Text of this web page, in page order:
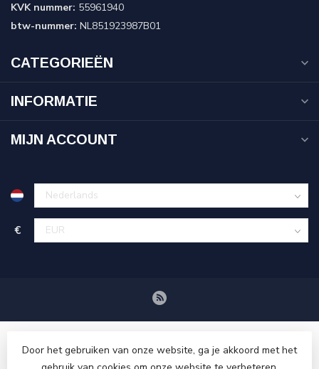
KVK nummer: 55961940
btw-nummer: NL851923987B01
CATEGORIEËN
INFORMATIE
MIJN ACCOUNT
€
Door het gebruiken van onze website, ga je akkoord met het